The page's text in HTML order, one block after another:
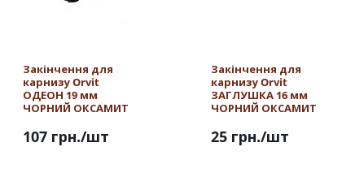
Закінчення для
карнизу Orvit
ОДЕОН 19 мм
ЧОРНИЙ ОКСАМИТ
107 грн./шт
Закінчення для
карнизу Orvit
ЗАГЛУШКА 16 мм
ЧОРНИЙ ОКСАМИТ
25 грн./шт